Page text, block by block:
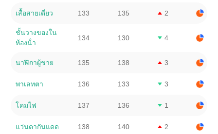
เสื้อสายเดี่ยว 133 135 2
ชั้นวางของใน
ห้องน้ํา
134 130 4
นาฬิกาผู้ชาย 135 138 3
พาเลทตา 136 133 3
โคมไฟ 137 136 1
แว่นตากันแดด 138 140 2